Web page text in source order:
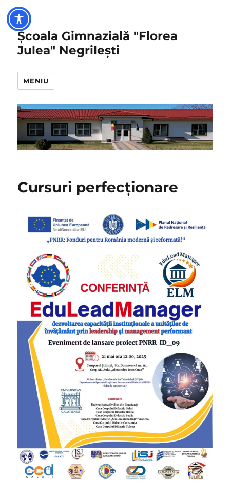
Școala Gimnazială "Florea
Julea" Negrilești
MENIU
Cursuri perfecționare